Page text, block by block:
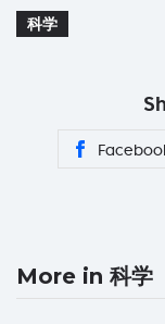
科学
More in 科学